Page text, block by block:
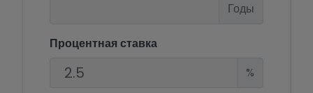
Годы
Процентная ставка
%